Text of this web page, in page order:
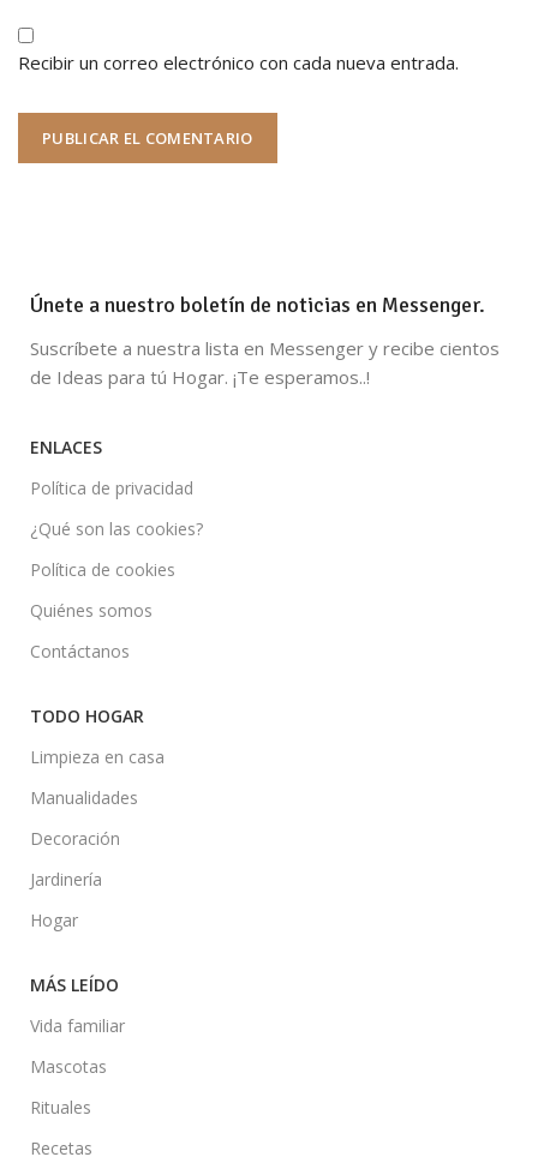
Recibir un correo electrónico con cada nueva entrada.
Únete a nuestro boletín de noticias en Messenger.
Suscríbete a nuestra lista en Messenger y recibe cientos
de Ideas para tú Hogar. ¡Te esperamos..!
ENLACES
Política de privacidad
¿Qué son las cookies?
Política de cookies
Quiénes somos
Contáctanos
TODO HOGAR
Limpieza en casa
Manualidades
Decoración
Jardinería
Hogar
MÁS LEÍDO
Vida familiar
Mascotas
Rituales
Recetas